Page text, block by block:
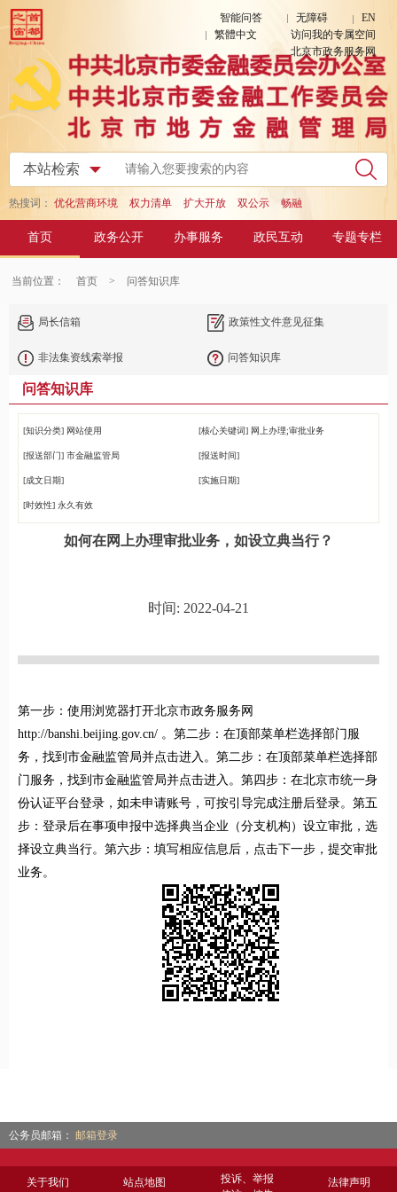
智能问答 无障碍
EN
繁體中文
访问我的专属空间
北京市政务服务网
热搜词： 优化营商环境 权力清单 扩大开放 双公示 畅融
首页 政务公开 办事服务 政民互动 专题专栏
当前位置： 首页 > 问答知识库
局长信箱 政策性文件意见征集
非法集资线索举报 问答知识库
问答知识库
[知识分类] 网站使用 [核心关键词] 网上办理;审批业务
[报送部门] 市金融监管局 [报送时间]
[成文日期] [实施日期]
[时效性] 永久有效
如何在网上办理审批业务，如设立典当行？
时间: 2022-04-21
第一步：使用浏览器打开北京市政务服务网
http://banshi.beijing.gov.cn/ 。第二步：在顶部菜单栏选择部门服
务，找到市金融监管局并点击进入。第二步：在顶部菜单栏选择部
门服务，找到市金融监管局并点击进入。第四步：在北京市统一身
份认证平台登录，如未申请账号，可按引导完成注册后登录。第五
步：登录后在事项申报中选择典当企业（分支机构）设立审批，选
择设立典当行。第六步：填写相应信息后，点击下一步，提交审批
业务。
公务员邮箱： 邮箱登录
关于我们 站点地图
投诉、举报
法律声明